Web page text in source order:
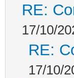
RE:
17/10/
RE:
17/10/